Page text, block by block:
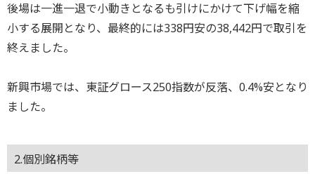
後場は一進一退で小動きとなるも引けにかけて下げ幅を縮
小する展開となり、最終的には338円安の38,442円で取引を
終えました。
新興市場では、東証グロース250指数が反落、0.4%安となり
ました。
2.個別銘柄等